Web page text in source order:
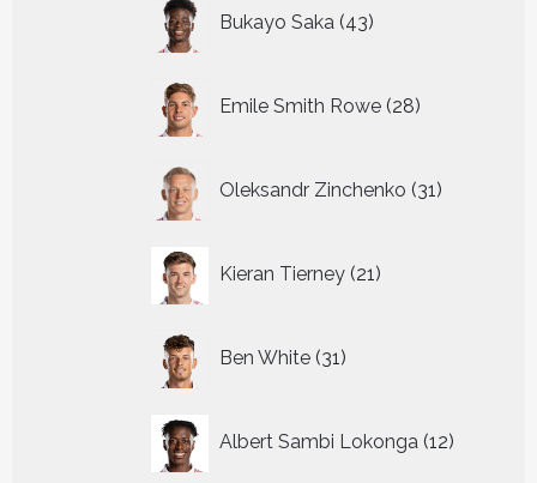
Bukayo Saka 43
producten
Emile Smith Rowe 28
producten
Oleksandr Zinchenko 31
producten
Kieran Tierney 21
producten
Ben White 31
producten
Albert Sambi Lokonga 12